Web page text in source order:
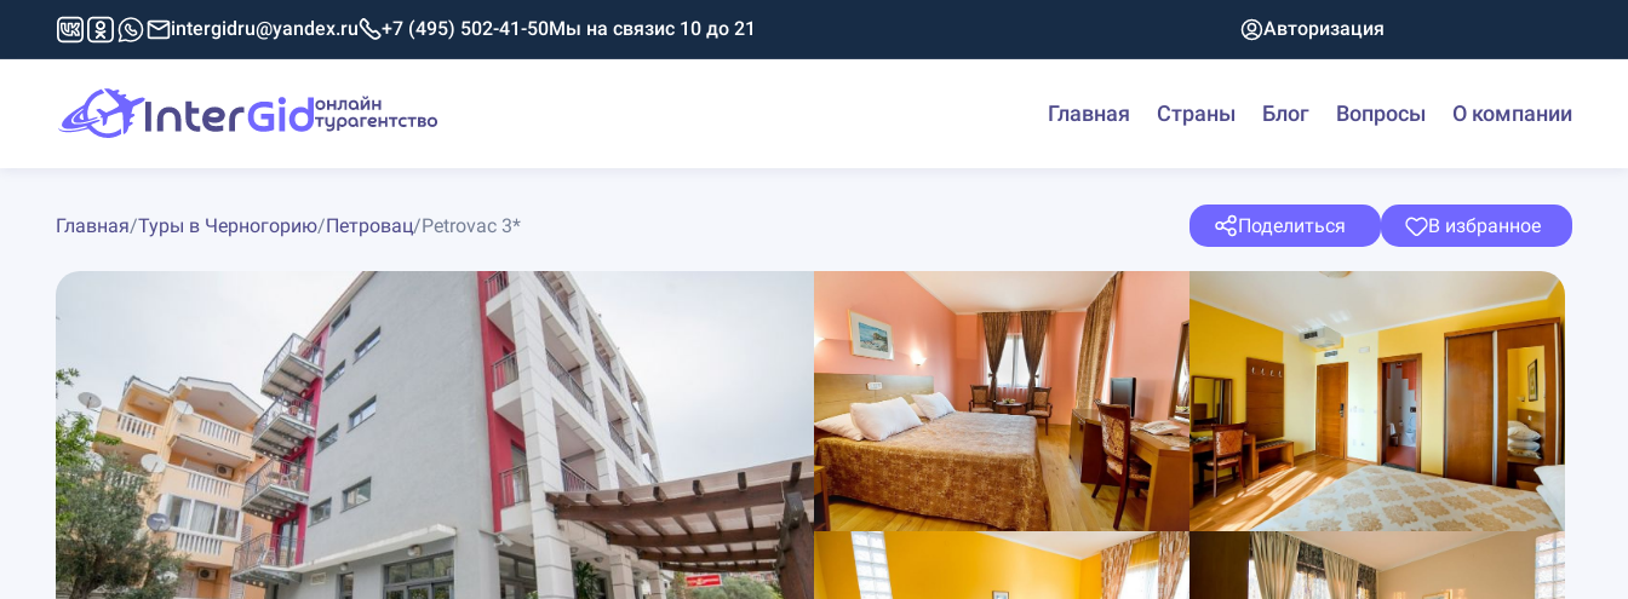
intergidru@yandex.ru +7 (495) 502-41-50Мы на связис 10 до 21 Авторизация
Главная Страны Блог Вопросы О компании
Главная/Туры в Черногорию/Петровац/Petrovac 3* Поделиться В избранное